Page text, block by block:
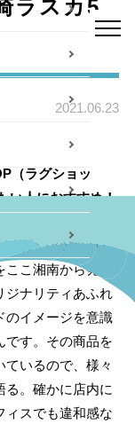
島エリ
ア
山北エリ
リア
ラスカ5
2021.06.23
（ラグショッ
い人におすすめ！
海外での買い付
こ湘南から発信
ジナリティあふれ
のイメージを意識
です。その商品を
いるので、様々
る。確かに店内に
ィスでも違和感な